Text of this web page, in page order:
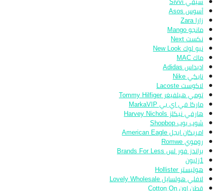
أسوس Asos
زارا Zara
مانجو Mango
نكست Next
نيو لوك New Look
ماك MAC
اديداس Adidas
نايكي Nike
لاكوست Lacoste
تومي هيلفيغر Tommy Hilfiger
ماركا في اي بي MarkaVIP
هارفي نيكلز Harvey Nichols
شوب بوب Shopbop
امريكان ايجل American Eagle
روموي Romwe
براندز فور لس Brands For Less
1زليون
هوليستر Hollister
لافلي هولسايل Lovely Wholesale
قطن اون Cotton On